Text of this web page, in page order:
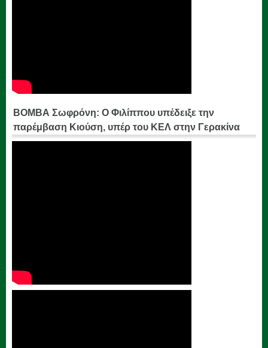
ΒΟΜΒΑ Σωφρόνη: Ο Φιλίππου υπέδειξε την
παρέμβαση Κιούση, υπέρ του ΚΕΛ στην Γερακίνα